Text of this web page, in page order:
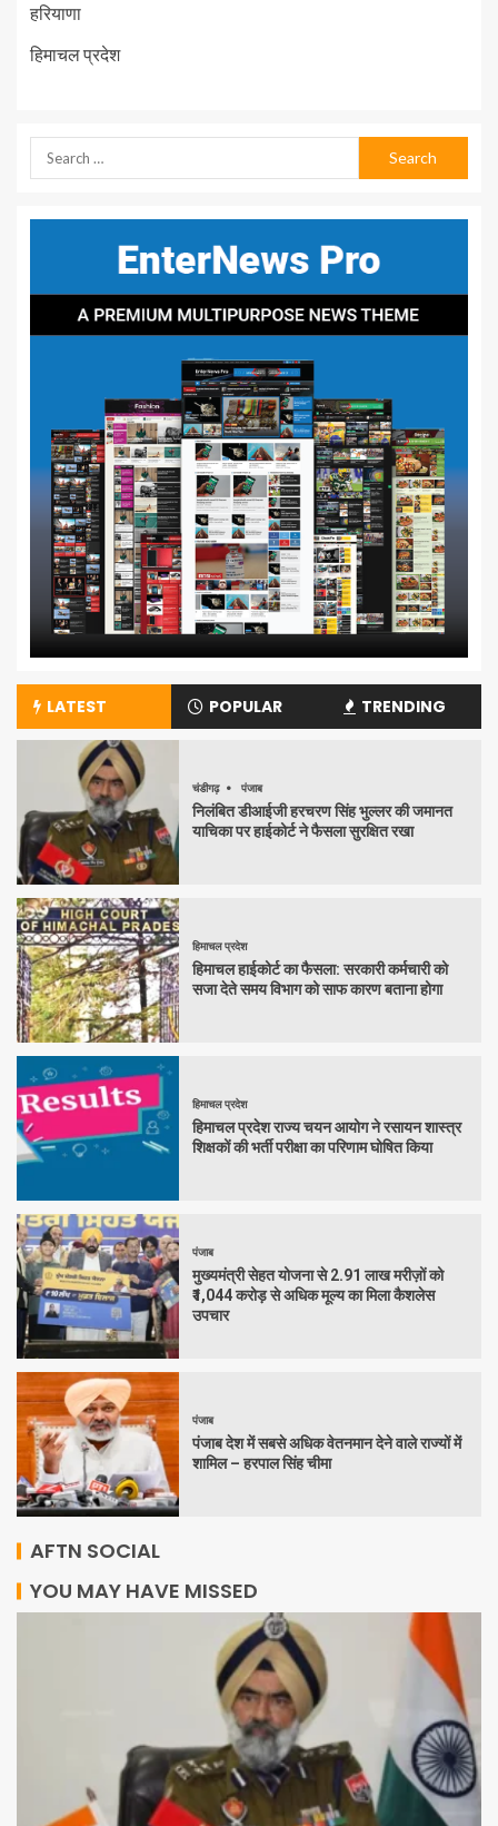
हरियाणा
हिमाचल प्रदेश
LATEST POPULAR TRENDING
चंडीगढ़ पंजाब
निलंबित डीआईजी हरचरण सिंह भुल्लर की जमानत
याचिका पर हाईकोर्ट ने फैसला सुरक्षित रखा
हिमाचल प्रदेश
हिमाचल हाईकोर्ट का फैसला: सरकारी कर्मचारी को
सजा देते समय विभाग को साफ कारण बताना होगा
हिमाचल प्रदेश
हिमाचल प्रदेश राज्य चयन आयोग ने रसायन शास्त्र
शिक्षकों की भर्ती परीक्षा का परिणाम घोषित किया
पंजाब
मुख्यमंत्री सेहत योजना से 2.91 लाख मरीज़ों को
₹1,044 करोड़ से अधिक मूल्य का मिला कैशलेस
उपचार
पंजाब
पंजाब देश में सबसे अधिक वेतनमान देने वाले राज्यों में
शामिल – हरपाल सिंह चीमा
AFTN SOCIAL
YOU MAY HAVE MISSED